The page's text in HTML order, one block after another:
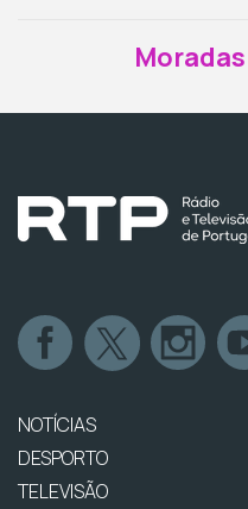
NOTÍCIAS
DESPORTO
TELEVISÃO